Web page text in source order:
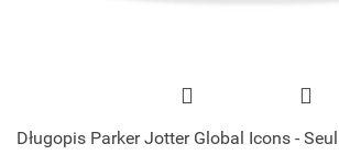
Długopis Parker Jotter Global Icons - Seul